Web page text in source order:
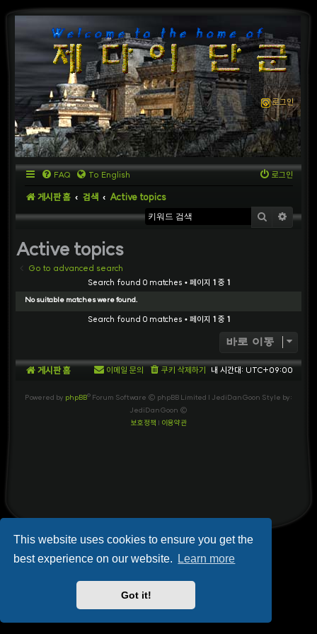
This website uses cookies to ensure you get the
best experience on our website.
Learn more
Got it!
로그인
FAQ To English 로그인
게시판 홈 검색 Active topics
검색 상세
Active topics
Go to advanced search
Search found 0 matches • 페이지 1중 1
No suitable matches were found.
Search found 0 matches • 페이지 1중 1
바로 이동
게시판 홈 내 시간대: UTC+09:00
쿠키 삭제하기
이메일 문의
Powered by phpBB® Forum Software © phpBB Limited | JediDanGoon Style by:
JediDanGoon ©
보호정책 | 이용약관